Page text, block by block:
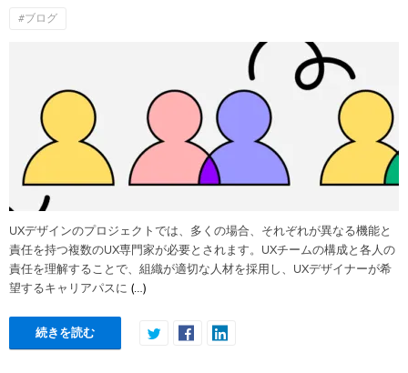
#ブログ
UXデザインのプロジェクトでは、多くの場合、それぞれが異なる機能と
責任を持つ複数のUX専門家が必要とされます。UXチームの構成と各人の
責任を理解することで、組織が適切な人材を採用し、UXデザイナーが希
望するキャリアパスに (…)
続きを読む